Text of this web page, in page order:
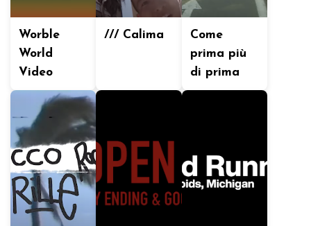
Worble
World
Video
/// Calima
Come
prima più
di prima